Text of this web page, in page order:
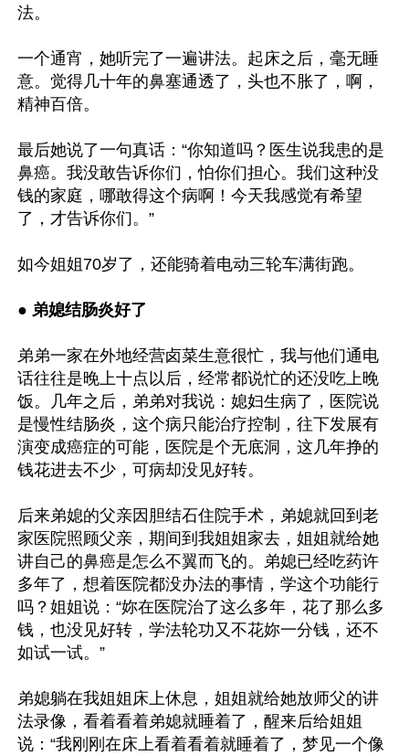
法。
一个通宵，她听完了一遍讲法。起床之后，毫无睡
意。觉得几十年的鼻塞通透了，头也不胀了，啊，
精神百倍。
最后她说了一句真话：“你知道吗？医生说我患的是
鼻癌。我没敢告诉你们，怕你们担心。我们这种没
钱的家庭，哪敢得这个病啊！今天我感觉有希望
了，才告诉你们。”
如今姐姐70岁了，还能骑着电动三轮车满街跑。
● 弟媳结肠炎好了
弟弟一家在外地经营卤菜生意很忙，我与他们通电
话往往是晚上十点以后，经常都说忙的还没吃上晚
饭。几年之后，弟弟对我说：媳妇生病了，医院说
是慢性结肠炎，这个病只能治疗控制，往下发展有
演变成癌症的可能，医院是个无底洞，这几年挣的
钱花进去不少，可病却没见好转。
后来弟媳的父亲因胆结石住院手术，弟媳就回到老
家医院照顾父亲，期间到我姐姐家去，姐姐就给她
讲自己的鼻癌是怎么不翼而飞的。弟媳已经吃药许
多年了，想着医院都没办法的事情，学这个功能行
吗？姐姐说：“妳在医院治了这么多年，花了那么多
钱，也没见好转，学法轮功又不花妳一分钱，还不
如试一试。”
弟媳躺在我姐姐床上休息，姐姐就给她放师父的讲
法录像，看着看着弟媳就睡着了，醒来后给姐姐
说：“我刚刚在床上看着看着就睡着了，梦见一个像